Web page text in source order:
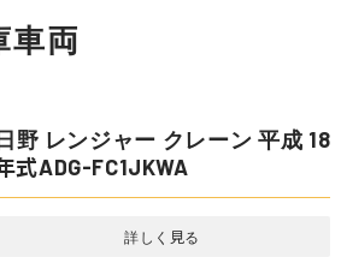
両
野 レンジャー クレーン 平成 18
式ADG-FC1JKWA